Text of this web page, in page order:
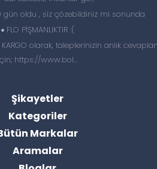
oldu , siz çözebildiniz mi sonunda
FLO PİŞMANLIKTIR :(
olarak, taleplerinizin anlık
https://www.bol...
Şikayetler
Kategoriler
Markalar
Aramalar